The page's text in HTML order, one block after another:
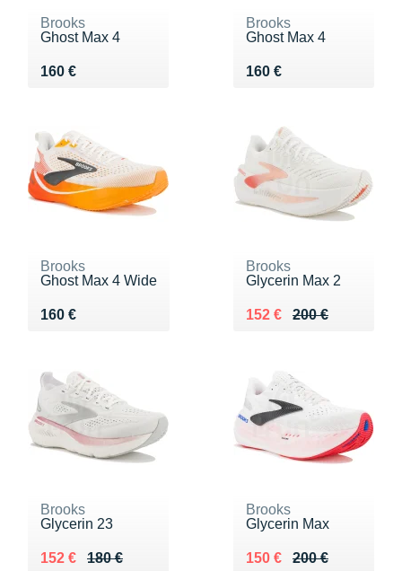
Brooks
Ghost Max 4
160 €
Vendu 160 €
Brooks
Ghost Max 4
160 €
Vendu 160 €
Brooks
Ghost Max 4 Wide
160 €
Vendu 160 €
Brooks
Glycerin Max 2
200 €
Au lieu de 200 €
152 €
Vendu 152 €
Brooks
Glycerin 23
180 €
Au lieu de 180 €
152 €
Vendu 152 €
Brooks
Glycerin Max
200 €
Au lieu de 200 €
150 €
Vendu 150 €